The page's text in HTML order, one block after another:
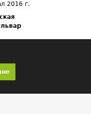
2016 г.